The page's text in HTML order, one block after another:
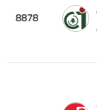
8878